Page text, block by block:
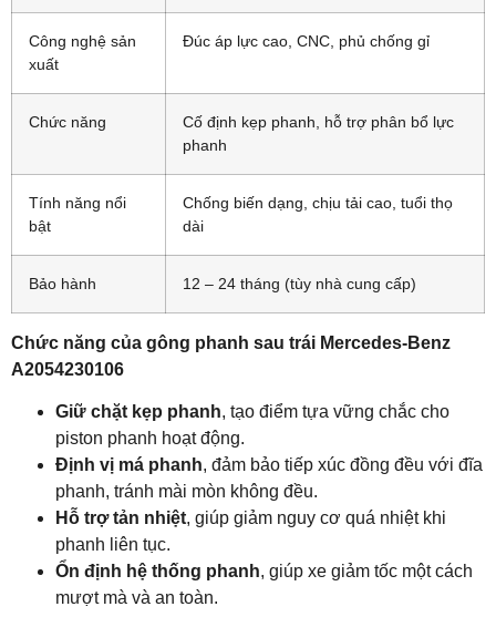
Công nghệ sản
xuất
Đúc áp lực cao, CNC, phủ chống gỉ
Chức năng
Cố định kẹp phanh, hỗ trợ phân bổ lực
phanh
Tính năng nổi
bật
Chống biến dạng, chịu tải cao, tuổi thọ
dài
Bảo hành 12 – 24 tháng (tùy nhà cung cấp)
Chức năng của gông phanh sau trái Mercedes-Benz
A2054230106
Giữ chặt kẹp phanh, tạo điểm tựa vững chắc cho
piston phanh hoạt động.
Định vị má phanh, đảm bảo tiếp xúc đồng đều với đĩa
phanh, tránh mài mòn không đều.
Hỗ trợ tản nhiệt, giúp giảm nguy cơ quá nhiệt khi
phanh liên tục.
Ổn định hệ thống phanh, giúp xe giảm tốc một cách
mượt mà và an toàn.